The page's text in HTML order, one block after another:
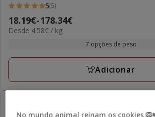
5
estrelas
com
avaliações
5(5)
Preço
de
a
18.19€-178.34€
4.58€
Desde 4.58€ / kg
7 opções de peso
Adicionar
No mundo animal reinam os cookies